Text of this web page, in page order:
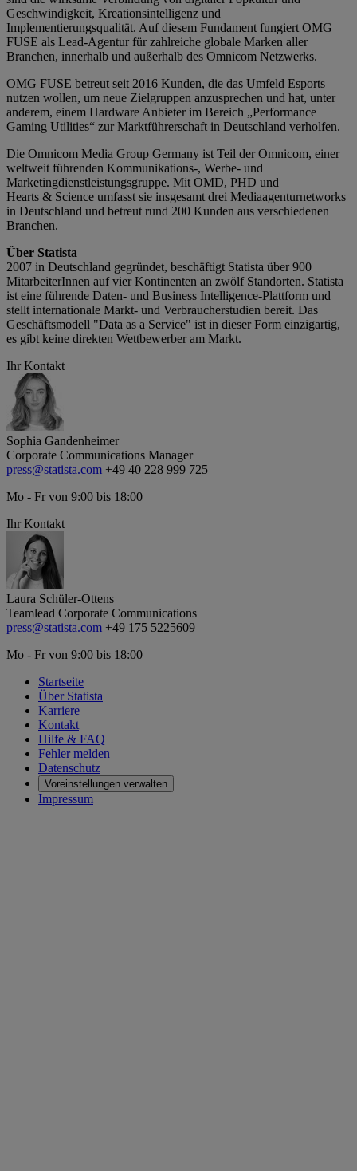
Geschwindigkeit, Kreationsintelligenz und
Implementierungsqualität. Auf diesem Fundament fungiert OMG
FUSE als Lead-Agentur für zahlreiche globale Marken aller
Branchen, innerhalb und außerhalb des Omnicom Netzwerks.
OMG FUSE betreut seit 2016 Kunden, die das Umfeld Esports
nutzen wollen, um neue Zielgruppen anzusprechen und hat, unter
anderem, einem Hardware Anbieter im Bereich „Performance
Gaming Utilities“ zur Marktführerschaft in Deutschland verholfen.
Die Omnicom Media Group Germany ist Teil der Omnicom, einer
weltweit führenden Kommunikations‑, Werbe- und
Marketingdienstleistungsgruppe. Mit OMD, PHD und
Hearts & Science umfasst sie insgesamt drei Mediaagenturnetworks
in Deutschland und betreut rund 200 Kunden aus verschiedenen
Branchen.
Über Statista
2007 in Deutschland gegründet, beschäftigt Statista über 900
MitarbeiterInnen auf vier Kontinenten an zwölf Standorten. Statista
ist eine führende Daten- und Business Intelligence-Plattform und
stellt internationale Markt- und Verbraucherstudien bereit. Das
Geschäftsmodell "Data as a Service" ist in dieser Form einzigartig,
es gibt keine direkten Wettbewerber am Markt.
Ihr Kontakt
Sophia Gandenheimer
Corporate Communications Manager
press@statista.com +49 40 228 999 725
Mo - Fr von 9:00 bis 18:00
Ihr Kontakt
Laura Schüler-Ottens
Teamlead Corporate Communications
press@statista.com +49 175 5225609
Mo - Fr von 9:00 bis 18:00
Startseite
Über Statista
Karriere
Kontakt
Hilfe & FAQ
Fehler melden
Datenschutz
Voreinstellungen verwalten
Impressum